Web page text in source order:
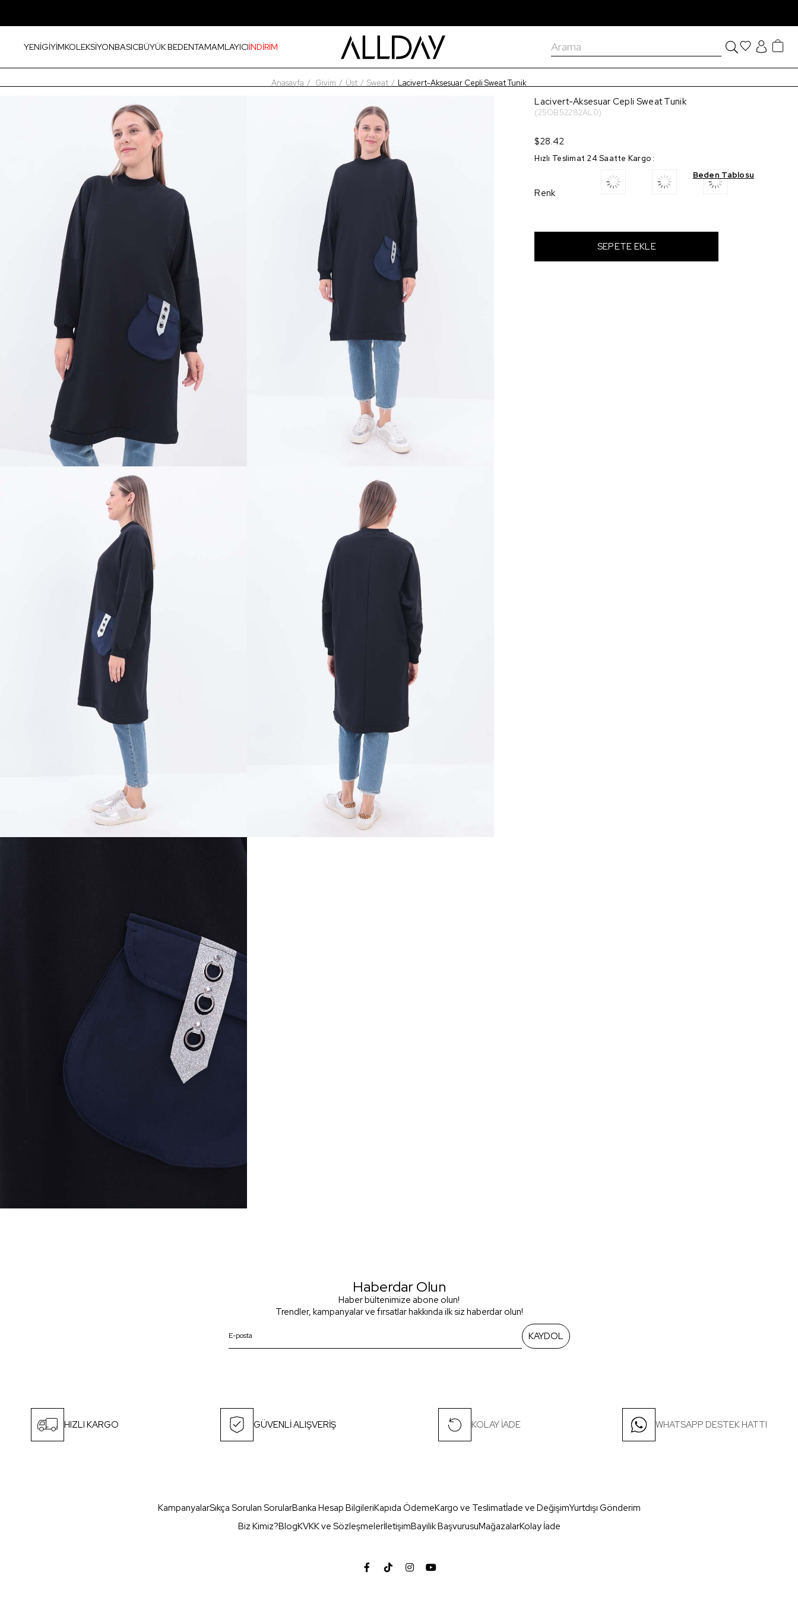
YENİGİYİMKOLEKSİYONBASICBÜYÜK BEDENTAMAMLAYICIİNDİRİM
Anasayfa Giyim Üst Sweat Lacivert-Aksesuar Cepli Sweat Tunik
Lacivert-Aksesuar Cepli Sweat Tunik
(25OB52282AL0)
$28.42
Hızlı Teslimat 24 Saatte Kargo :
Beden Tablosu
Renk
Haberdar Olun
Haber bültenimize abone olun!
Trendler, kampanyalar ve fırsatlar hakkında ilk siz haberdar olun!
KAYDOL
HIZLI KARGO GÜVENLİ ALIŞVERİŞ KOLAY İADE WHATSAPP DESTEK HATTI
KampanyalarSıkça Sorulan SorularBanka Hesap BilgileriKapıda ÖdemeKargo ve Teslimatİade ve DeğişimYurtdışı Gönderim
Biz Kimiz?BlogKVKK ve SözleşmelerİletişimBayilik BaşvurusuMağazalarKolay İade